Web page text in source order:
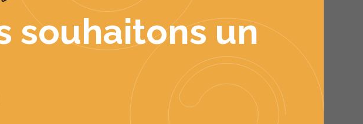
IÉSEG
Audit, contrôle de gestion et finance d’entreprise /
lille et paris
souhaitons un